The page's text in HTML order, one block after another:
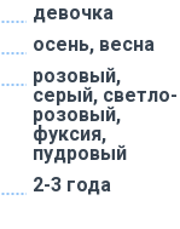
девочка
осень, весна
розовый,
серый, светло-
розовый,
фуксия,
пудровый
2-3 года